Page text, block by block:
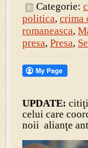
Categorie:
politica, crima
romaneasca,
presa, Presa,
UPDATE: citiţi
celui care
noii alianţe